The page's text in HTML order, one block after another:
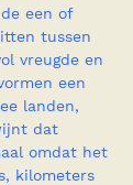
een of
tussen
vreugde en
een
landen,
dat
omdat het
kilometers